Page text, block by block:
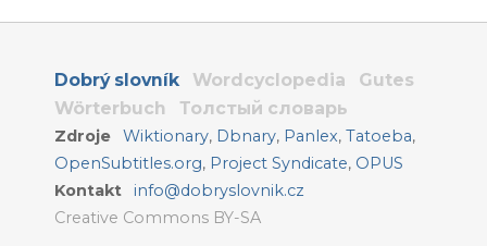
Dobrý slovník Wordcyclopedia
Gutes
Wörterbuch
Толстый словарь
Zdroje Wiktionary, Dbnary, Panlex,Tatoeba,
OpenSubtitles.org, Project Syndicate, OPUS
Kontakt
info@dobryslovnik.cz
Creative Commons BY-SA